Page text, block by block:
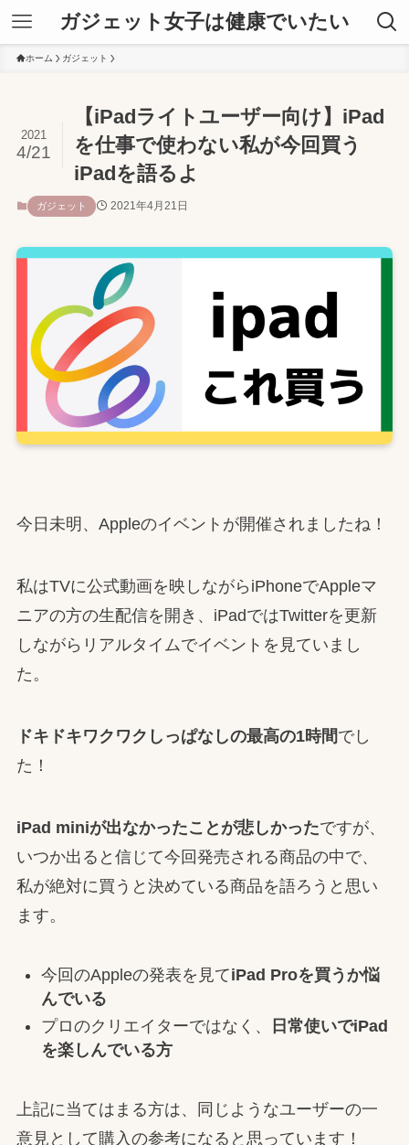
ガジェット女子は健康でいたい
ホーム ガジェット
【iPadライトユーザー向け】iPad
を仕事で使わない私が今回買う
iPadを語るよ
2021
4/21
ガジェット 2021年4月21日
今日未明、Appleのイベントが開催されましたね！
私はTVに公式動画を映しながらiPhoneでAppleマ
ニアの方の生配信を開き、iPadではTwitterを更新
しながらリアルタイムでイベントを見ていまし
た。
ドキドキワクワクしっぱなしの最高の1時間でし
た！
iPad miniが出なかったことが悲しかったですが、
いつか出ると信じて今回発売される商品の中で、
私が絶対に買うと決めている商品を語ろうと思い
ます。
今回のAppleの発表を見てiPad Proを買うか悩
んでいる
プロのクリエイターではなく、
日常使いでiPad
を楽しんでいる方
上記に当てはまる方は、同じようなユーザーの一
意見として購入の参考になると思っています！